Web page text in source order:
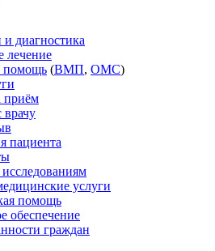
и диагностика
лечение
помощь (ВМП, ОМС)
приём
врачу
пациента
услуги
помощь
обеспечение
граждан